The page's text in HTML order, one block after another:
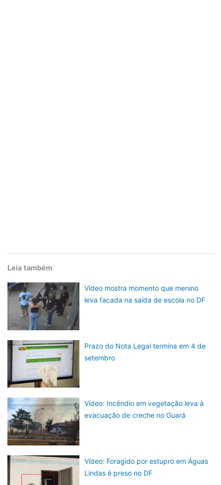
Leia também
Vídeo mostra momento que menino
leva facada na saída de escola no DF
Prazo do Nota Legal termina em 4 de
setembro
Vídeo: Incêndio em vegetação leva à
evacuação de creche no Guará
Vídeo: Foragido por estupro em Águas
Lindas é preso no DF